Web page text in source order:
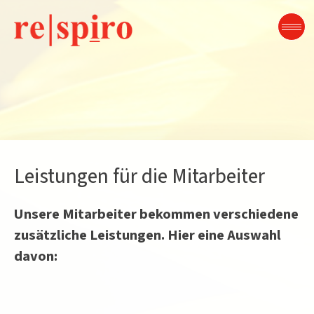
Inhalt
springen
Leistungen für die Mitarbeiter
Unsere Mitarbeiter bekommen verschiedene
zusätzliche Leistungen. Hier eine Auswahl
davon: